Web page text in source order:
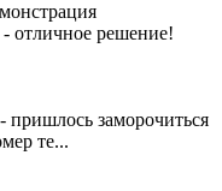
отличное решение!
пришлось заморочиться
те...